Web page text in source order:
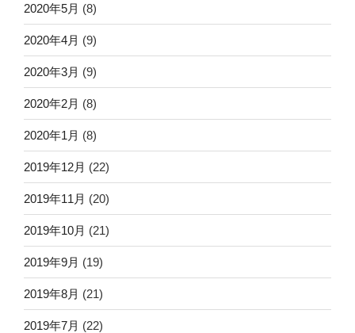
2020年5月 (8)
2020年4月 (9)
2020年3月 (9)
2020年2月 (8)
2020年1月 (8)
2019年12月 (22)
2019年11月 (20)
2019年10月 (21)
2019年9月 (19)
2019年8月 (21)
2019年7月 (22)